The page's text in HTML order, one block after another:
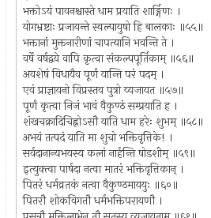
भक्तोऽयं पावनश्चास्ते धाम प्रयाति शार्ङ्गिणः ।
योगभ्रष्टाः प्रजायन्ते स्वल्पायुषो हि बालकाः ॥५५॥
भक्तानां मुक्तनारीणां चापत्यानि भवन्ति ते ।
वर्षे वर्षद्वये वापि कृत्वा संकल्पपूर्तिकाम् ॥५६॥
अवशेषं विधायैव पूर्णं यान्ति परं पदम् ।
एवं प्राज्ञायनो विप्रस्तव पुत्रो व्यजायत ॥५७॥
पूर्णं कृत्वा निजं भावं वैकुण्ठं सम्प्रयाति ह ।
शंखचक्रादिचिह्नोऽसौ याति धाम हरेः शुभम् ॥५८॥
अभयं तत्पदं याति मा शुचो भक्तिवृत्तिके! ।
सर्वदानान्यभयस्य कलां नार्हन्ति षोडशीम् ॥५९॥
इत्युक्त्वा पार्षदा नत्वा मातरं भक्तिवृत्तिकान् ।
पितरं धर्मव्रतकं नत्वा वैकुण्ठमाययुः ॥६०॥
पितरौ शोकविगतौ धर्मभक्तिपरायणौ ।